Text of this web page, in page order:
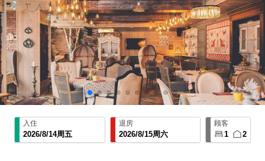
入住
2026/8/14周五
退房
2026/8/15周六
顾客
1 2